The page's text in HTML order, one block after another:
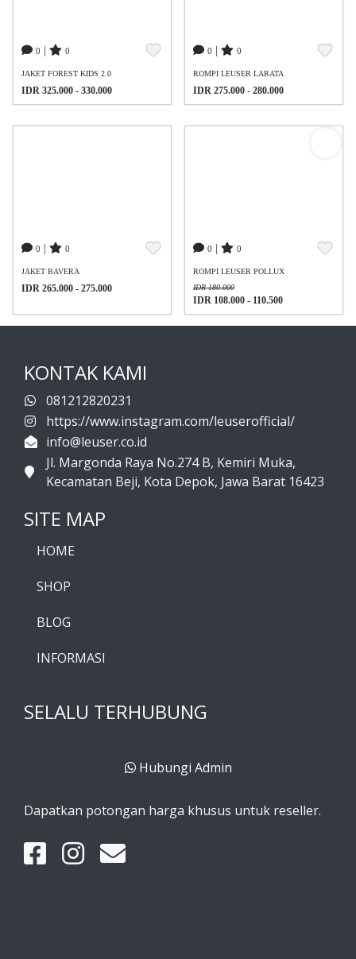
0 0
JAKET FOREST KIDS 2.0
IDR 325.000 - 330.000
0 0
ROMPI LEUSER LARATA
IDR 275.000 - 280.000
0 0
JAKET BAVERA
IDR 265.000 - 275.000
0 0
ROMPI LEUSER POLLUX
IDR 180.000
IDR 108.000 - 110.500
KONTAK KAMI
081212820231
https://www.instagram.com/leuserofficial/
info@leuser.co.id
Jl. Margonda Raya No.274 B, Kemiri Muka,
Kecamatan Beji, Kota Depok, Jawa Barat 16423
SITE MAP
HOME
SHOP
BLOG
INFORMASI
SELALU TERHUBUNG
Hubungi Admin
Dapatkan potongan harga khusus untuk reseller.